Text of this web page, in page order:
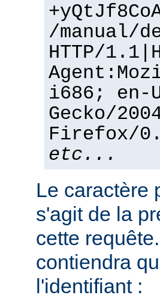
/manual/
HTTP/
i686; en-
Gecko/
Firefox/
etc...
Le caractère
s'agit de la
cette
contiendra
l'identifiant :